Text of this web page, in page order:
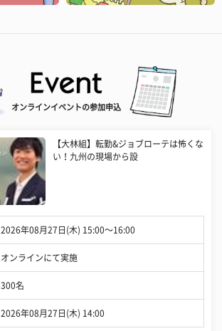
オンラインイベントの参加申込
【大林組】転勤&ジョブローテは怖くな
い！九州の現場から設
2026年08月27日(木) 15:00〜16:00
オンラインにて実施
300名
2026年08月27日(木) 14:00